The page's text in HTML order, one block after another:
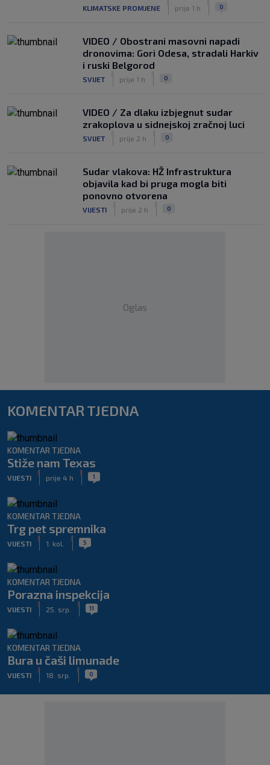
KLIMATSKE PROMJENE prije 1 h 0
VIDEO / Obostrani masovni napadi
dronovima: Gori Odesa, stradali Harkiv
i ruski Belgorod
SVIJET prije 1 h 0
VIDEO / Za dlaku izbjegnut sudar
zrakoplova u sidnejskoj zračnoj luci
SVIJET prije 2 h 0
Sudar vlakova: HŽ Infrastruktura
objavila kad bi pruga mogla biti
ponovno otvorena
VIJESTI prije 2 h 0
Oglas
KOMENTAR TJEDNA
KOMENTAR TJEDNA
Stiže nam Texas
VIJESTI prije 4 h 1
KOMENTAR TJEDNA
Trg pet spremnika
VIJESTI 1. kol. 5
KOMENTAR TJEDNA
Porazna inspekcija
VIJESTI 25. srp. 11
KOMENTAR TJEDNA
Bura u čaši limunade
VIJESTI 18. srp. 0